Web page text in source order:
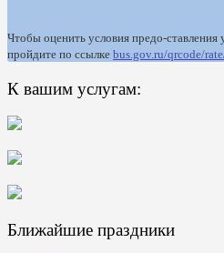
Чтобы оценить условия предо-ставления
пройдите по ссылке bus.gov.ru/qrcode/
К вашим услугам:
Ближайшие праздники